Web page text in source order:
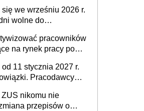
we wrześniu 2026 r.
wolne do
pracowników
na rynek pracy po
Powstanie Fundusz
w Zatrudnianiu?
11 stycznia 2027 r.
Pracodawcy
ZUS nikomu nie
przepisów o